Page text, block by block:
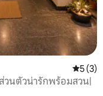
คะแนน
5 (3)
ส่วนตัวน่ารักพร้อมสวน|